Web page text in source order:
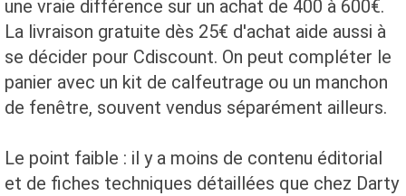
une vraie différence sur un achat de 400 à 600€.
La livraison gratuite dès 25€ d'achat aide aussi à
se décider pour Cdiscount. On peut compléter le
panier avec un kit de calfeutrage ou un manchon
de fenêtre, souvent vendus séparément ailleurs.
Le point faible : il y a moins de contenu éditorial
et de fiches techniques détaillées que chez Darty